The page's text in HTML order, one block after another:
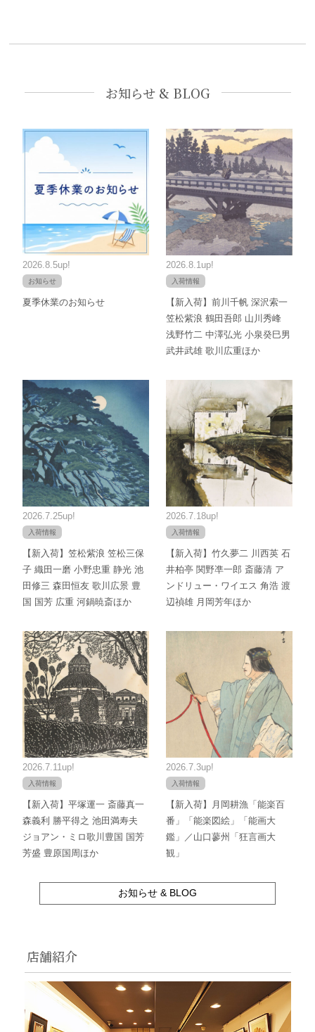
お知らせ & BLOG
2026.8.5up!
お知らせ
夏季休業のお知らせ
2026.8.1up!
入荷情報
【新入荷】前川千帆 深沢索一
笠松紫浪 鶴田吾郎 山川秀峰
浅野竹二 中澤弘光 小泉癸巳男
武井武雄 歌川広重ほか
2026.7.25up!
入荷情報
【新入荷】笠松紫浪 笠松三保
子 織田一磨 小野忠重 静光 池
田修三 森田恒友 歌川広景 豊
国 国芳 広重 河鍋暁斎ほか
2026.7.18up!
入荷情報
【新入荷】竹久夢二 川西英 石
井柏亭 関野凖一郎 斎藤清 ア
ンドリュー・ワイエス 角浩 渡
辺禎雄 月岡芳年ほか
2026.7.11up!
入荷情報
【新入荷】平塚運一 斎藤真一
森義利 勝平得之 池田満寿夫
ジョアン・ミロ歌川豊国 国芳
芳盛 豊原国周ほか
2026.7.3up!
入荷情報
【新入荷】月岡耕漁「能楽百
番」「能楽図絵」「能画大
鑑」／山口蓼州「狂言画大
観」
お知らせ & BLOG
店舗紹介